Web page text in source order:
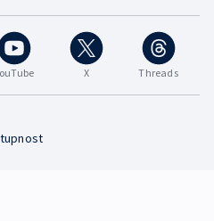
X Threads